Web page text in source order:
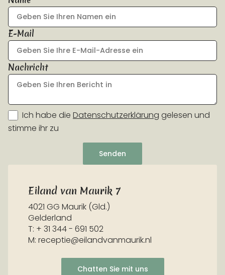
E-Mail
Nachricht
Ich habe die Datenschutzerklärung gelesen und
stimme ihr zu
Senden
Eiland van Maurik 7
4021 GG Maurik (Gld.)
Gelderland
T: + 31 344 - 691 502
M: receptie@eilandvanmaurik.nl
Chatten Sie mit uns